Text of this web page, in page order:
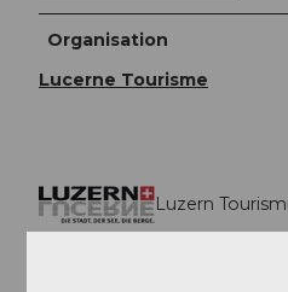
Organisation
Lucerne Tourisme
Luzern